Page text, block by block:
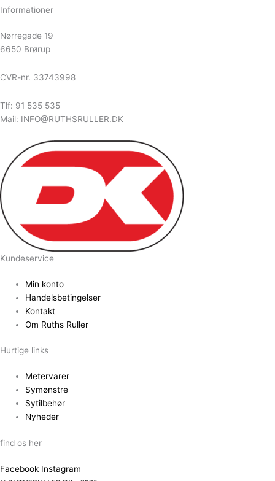
Informationer
Nørregade 19
6650 Brørup
CVR-nr. 33743998
Tlf: 91 535 535
Mail: INFO@RUTHSRULLER.DK
Kundeservice
Min konto
Handelsbetingelser
Kontakt
Om Ruths Ruller
Hurtige links
Metervarer
Symønstre
Sytilbehør
Nyheder
find os her
Facebook Instagram